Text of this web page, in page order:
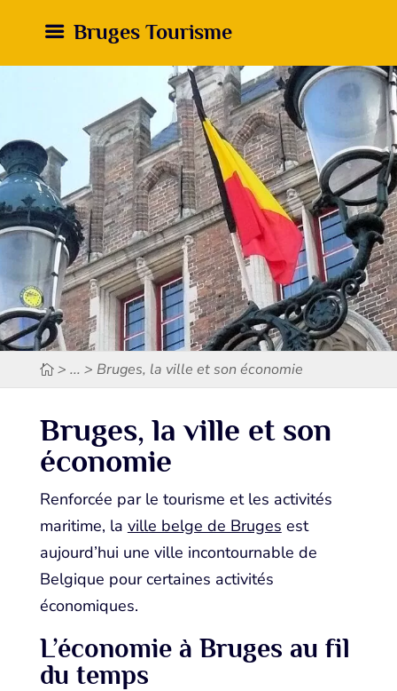
Bruges Tourisme
> ... > Bruges, la ville et son économie
Bruges, la ville et son
économie
Renforcée par le tourisme et les activités
maritime, la ville belge de Bruges est
aujourd’hui une ville incontournable de
Belgique pour certaines activités
économiques.
L’économie à Bruges au fil
du temps